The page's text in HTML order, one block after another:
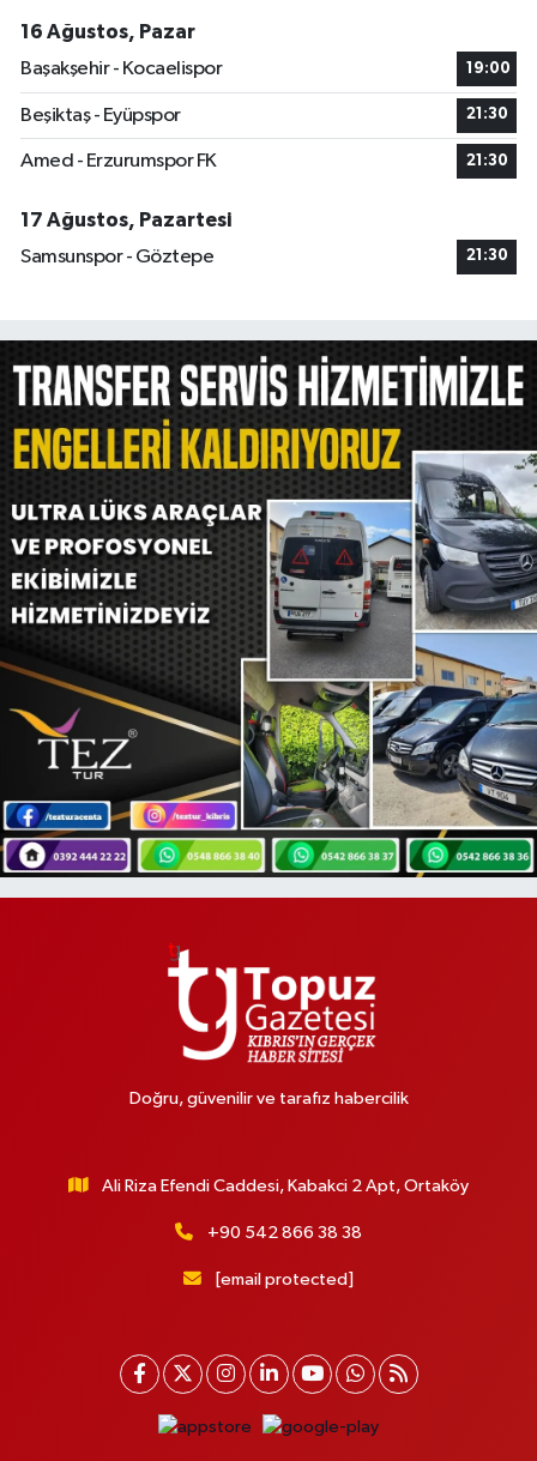
16 Ağustos, Pazar
Başakşehir - Kocaelispor
19:00
Beşiktaş - Eyüpspor 21:30
Amed - Erzurumspor FK 21:30
17 Ağustos, Pazartesi
Samsunspor - Göztepe
21:30
Doğru, güvenilir ve tarafız habercilik
Ali Riza Efendi Caddesi, Kabakci 2 Apt, Ortaköy
+90 542 866 38 38
[email protected]